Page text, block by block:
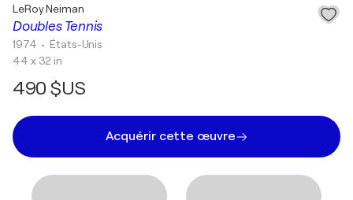
Doubles Tennis
LeRoy Neiman
1974 • États-Unis
44 x 32 in
490 $US
Acquérir cette œuvre